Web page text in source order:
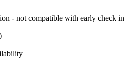
- not compatible with early check in